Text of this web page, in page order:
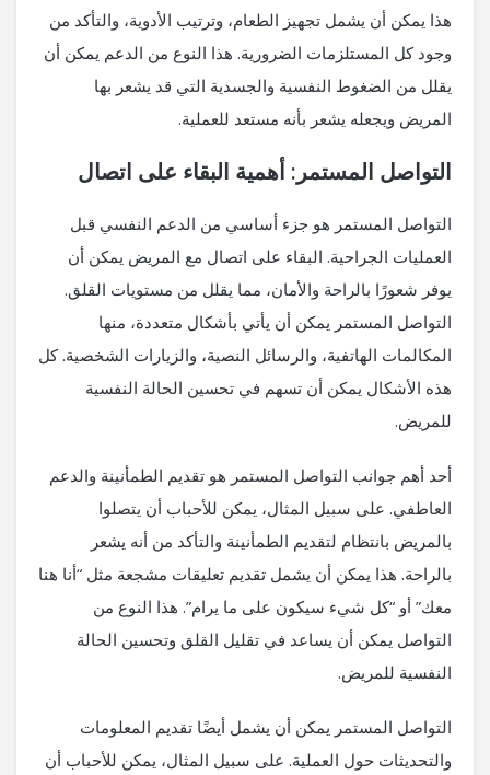
هذا يمكن أن يشمل تجهيز الطعام، وترتيب الأدوية، والتأكد من
وجود كل المستلزمات الضرورية. هذا النوع من الدعم يمكن أن
يقلل من الضغوط النفسية والجسدية التي قد يشعر بها
المريض ويجعله يشعر بأنه مستعد للعملية.
التواصل المستمر: أهمية البقاء على اتصال
التواصل المستمر هو جزء أساسي من الدعم النفسي قبل
العمليات الجراحية. البقاء على اتصال مع المريض يمكن أن
يوفر شعورًا بالراحة والأمان، مما يقلل من مستويات القلق.
التواصل المستمر يمكن أن يأتي بأشكال متعددة، منها
المكالمات الهاتفية، والرسائل النصية، والزيارات الشخصية. كل
هذه الأشكال يمكن أن تسهم في تحسين الحالة النفسية
للمريض.
أحد أهم جوانب التواصل المستمر هو تقديم الطمأنينة والدعم
العاطفي. على سبيل المثال، يمكن للأحباب أن يتصلوا
بالمريض بانتظام لتقديم الطمأنينة والتأكد من أنه يشعر
بالراحة. هذا يمكن أن يشمل تقديم تعليقات مشجعة مثل “أنا هنا
معك” أو “كل شيء سيكون على ما يرام”. هذا النوع من
التواصل يمكن أن يساعد في تقليل القلق وتحسين الحالة
النفسية للمريض.
التواصل المستمر يمكن أن يشمل أيضًا تقديم المعلومات
والتحديثات حول العملية. على سبيل المثال، يمكن للأحباب أن